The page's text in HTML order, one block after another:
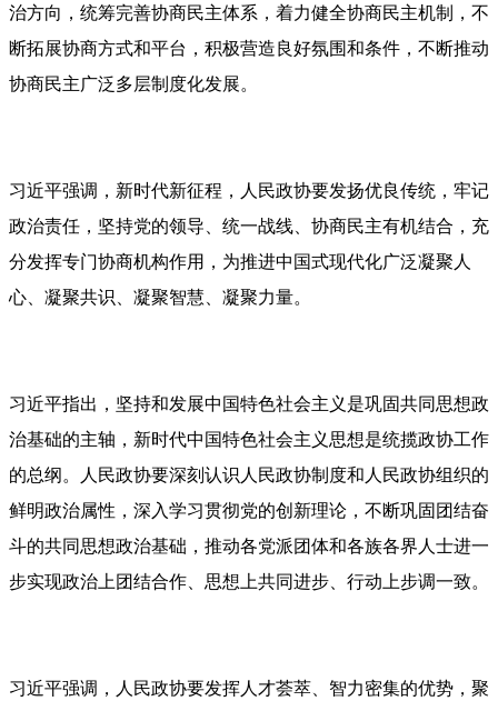
治方向，统筹完善协商民主体系，着力健全协商民主机制，不
断拓展协商方式和平台，积极营造良好氛围和条件，不断推动
协商民主广泛多层制度化发展。
习近平强调，新时代新征程，人民政协要发扬优良传统，牢记
政治责任，坚持党的领导、统一战线、协商民主有机结合，充
分发挥专门协商机构作用，为推进中国式现代化广泛凝聚人
心、凝聚共识、凝聚智慧、凝聚力量。
习近平指出，坚持和发展中国特色社会主义是巩固共同思想政
治基础的主轴，新时代中国特色社会主义思想是统揽政协工作
的总纲。人民政协要深刻认识人民政协制度和人民政协组织的
鲜明政治属性，深入学习贯彻党的创新理论，不断巩固团结奋
斗的共同思想政治基础，推动各党派团体和各族各界人士进一
步实现政治上团结合作、思想上共同进步、行动上步调一致。
习近平强调，人民政协要发挥人才荟萃、智力密集的优势，聚